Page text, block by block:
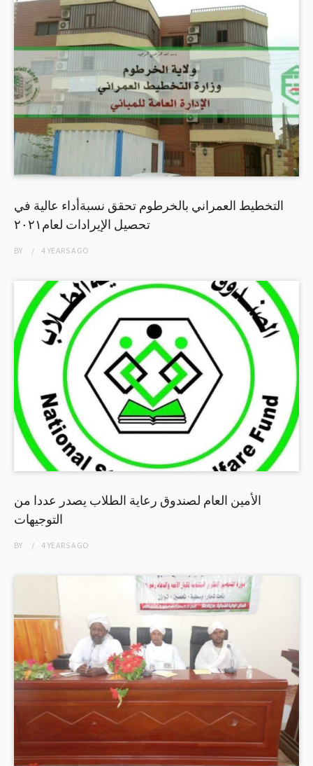
التخطيط العمراني بالخرطوم تحقق نسبةأداء عالية في
تحصيل الإيرادات لعام٢٠٢١
BY 4 YEARSAGO
الأمين العام لصندوق رعاية الطلاب يصدر عددا من
التوجيهات
BY 4 YEARSAGO